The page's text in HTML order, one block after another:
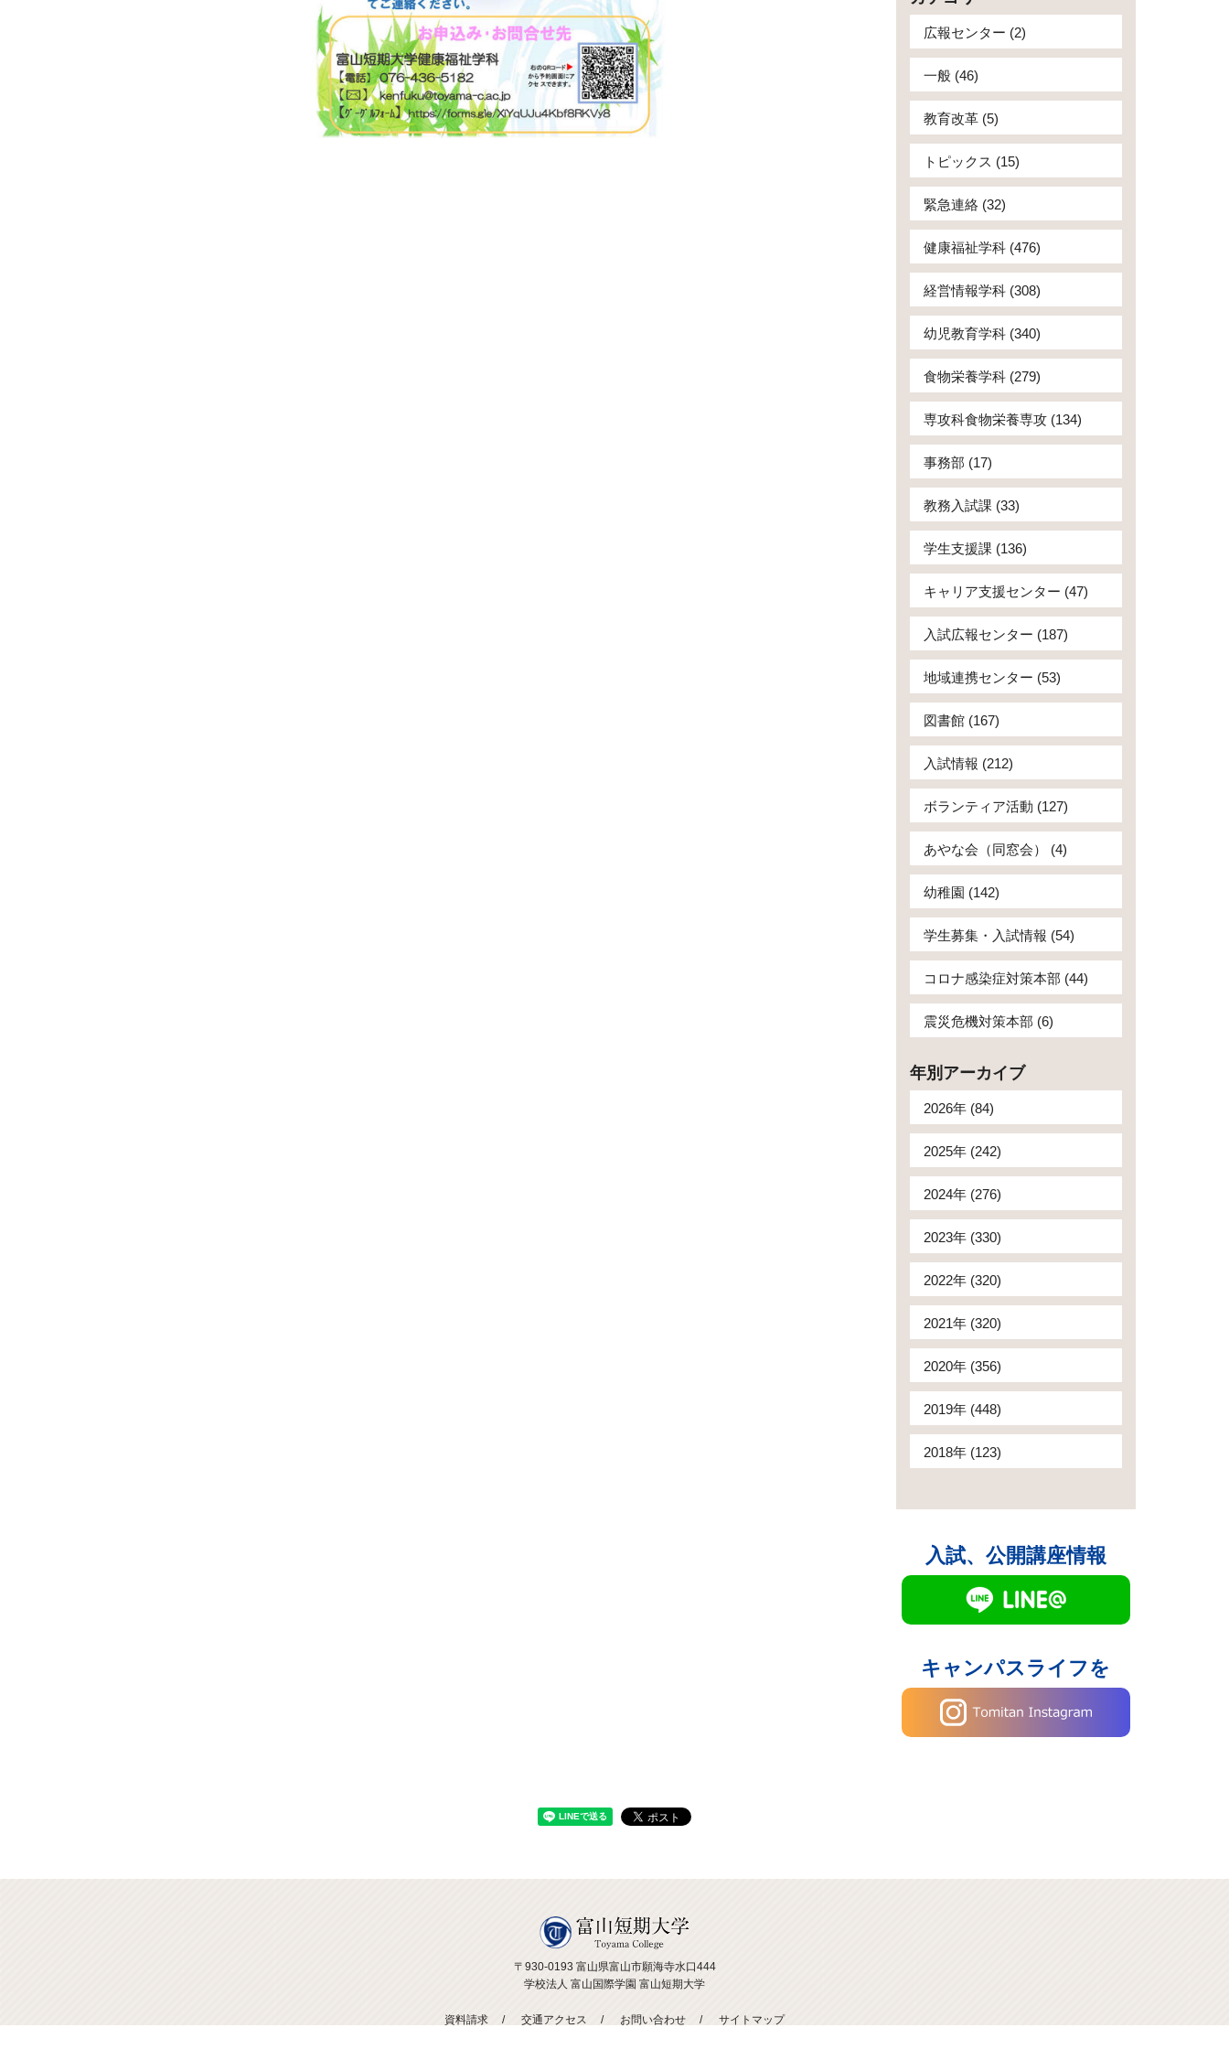
広報センター (2)
一般 (46)
教育改革 (5)
トピックス (15)
緊急連絡 (32)
健康福祉学科 (476)
経営情報学科 (308)
幼児教育学科 (340)
食物栄養学科 (279)
専攻科食物栄養専攻 (134)
事務部 (17)
教務入試課 (33)
学生支援課 (136)
キャリア支援センター (47)
入試広報センター (187)
地域連携センター (53)
図書館 (167)
入試情報 (212)
ボランティア活動 (127)
あやな会（同窓会） (4)
幼稚園 (142)
学生募集・入試情報 (54)
コロナ感染症対策本部 (44)
震災危機対策本部 (6)
年別アーカイブ
2026年 (84)
2025年 (242)
2024年 (276)
2023年 (330)
2022年 (320)
2021年 (320)
2020年 (356)
2019年 (448)
2018年 (123)
入試、公開講座情報
キャンパスライフを
〒930-0193 富山県富山市願海寺水口444
学校法人 富山国際学園 富山短期大学
資料請求 交通アクセス お問い合わせ サイトマップ